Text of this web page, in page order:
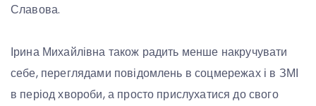
Славова.
Ірина Михайлівна також радить менше накручувати
себе, переглядами повідомлень в соцмережах і в ЗМІ
в період хвороби, а просто прислухатися до свого